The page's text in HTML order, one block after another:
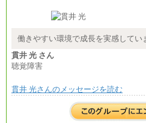
総合職 月給208,000
※詳細はJTBキャリア
総合職 月給220,000
整給
※詳細はJTBキャリア
働きやすい環境で成長を実感してい
貫井 光 さん
聴覚障害
貫井 光さんのメッセージを読む